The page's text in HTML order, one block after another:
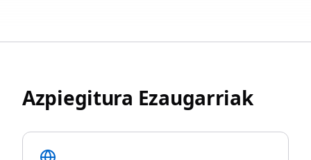
Azpiegitura Ezaugarriak